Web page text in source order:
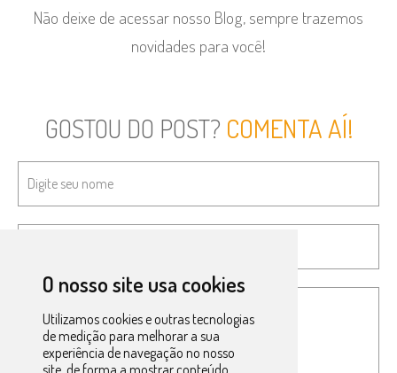
O nosso site usa cookies
Utilizamos cookies e outras tecnologias
de medição para melhorar a sua
experiência de navegação no nosso
site, de forma a mostrar conteúdo
Não deixe de acessar nosso Blog, sempre trazemos
novidades para você!
GOSTOU DO POST? COMENTA AÍ!